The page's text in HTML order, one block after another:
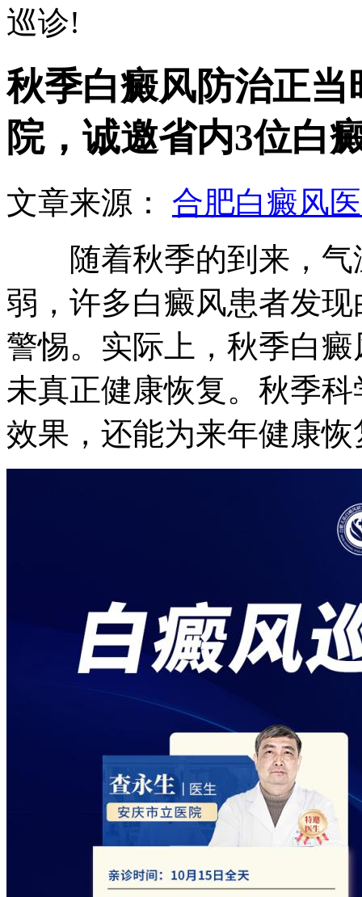
巡诊!
秋季白癜风防治正
院，诚邀省内3位白
文章来源： 合肥白癜风
随着秋季的到来，气
弱，许多白癜风患者发
警惕。实际上，秋季白
未真正健康恢复。秋季
效果，还能为来年健康